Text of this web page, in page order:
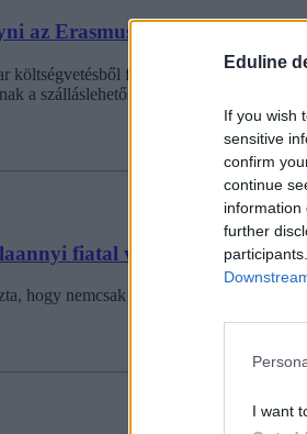
Eduline
If you wish
sensitive
confirm
continue
information
further
I want
az Erasmust? - személyes
költségvetésből finanszírozott Pannónia
a szálláslehetőségek, és valóban 100%-
fiatal vett részt a
hogy nemcsak dupla annyian vettek